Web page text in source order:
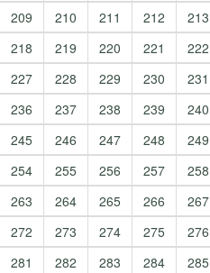
209
210 211 212 213
218
219 220 221 222
227
228 229 230 231
236
237 238 239 240
245
246 247 248 249
254
255 256 257 258
263
264 265 266 267
272
273 274 275 276
281
282 283 284 285